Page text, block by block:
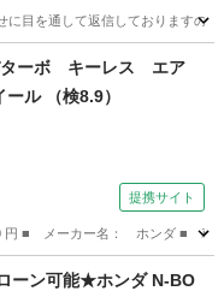
に目を通して返信しております
両 ターボ キーレス エア
ル （検8.9）
提携サイト
円 ■ メーカー名： ホンダ ■
ーン可能★ホンダ N-BO